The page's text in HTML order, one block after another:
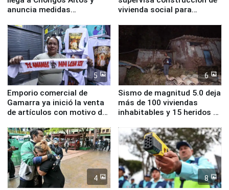
anuncia medidas
educación, salud y empleo
vivienda social para
5
Emporio comercial de
Gamarra ya inició la venta
de artículos con motivo de
6
Sismo de magnitud 5.0 deja
más de 100 viviendas
inhabitables y 15 heridos en
4 8